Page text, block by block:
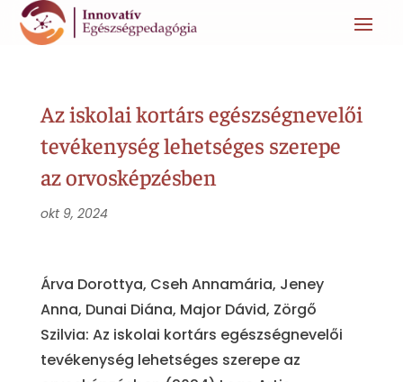
Az iskolai kortárs egészségnevelői
tevékenység lehetséges szerepe
az orvosképzésben
okt 9, 2024
Árva Dorottya, Cseh Annamária, Jeney
Anna, Dunai Diána, Major Dávid, Zörgő
Szilvia: Az iskolai kortárs egészségnevelői
tevékenység lehetséges szerepe az